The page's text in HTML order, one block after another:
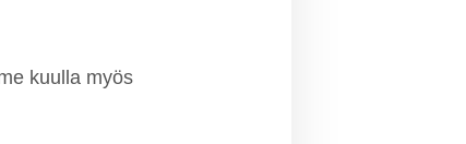
kuulla myös